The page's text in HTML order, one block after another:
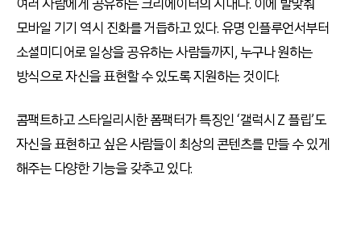
여러 사람에게 공유하는 크리에이터의 시대다. 이에 발맞춰
모바일 기기 역시 진화를 거듭하고 있다. 유명 인플루언서부터
소셜미디어로 일상을 공유하는 사람들까지, 누구나 원하는
방식으로 자신을 표현할 수 있도록 지원하는 것이다.
콤팩트하고 스타일리시한 폼팩터가 특징인 ‘갤럭시 Z 플립’도
자신을 표현하고 싶은 사람들이 최상의 콘텐츠를 만들 수 있게
해주는 다양한 기능을 갖추고 있다.